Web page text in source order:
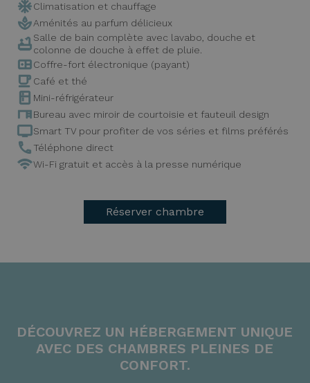
Climatisation et chauffage
Aménités au parfum délicieux
Salle de bain complète avec lavabo, douche et
colonne de douche à effet de pluie.
Coffre-fort électronique (payant)
Café et thé
Mini-réfrigérateur
Bureau avec miroir de courtoisie et fauteuil design
Smart TV pour profiter de vos séries et films préférés
Téléphone direct
Wi-Fi gratuit et accès à la presse numérique
Réserver chambre
DÉCOUVREZ UN HÉBERGEMENT UNIQUE
AVEC DES CHAMBRES PLEINES DE
CONFORT.